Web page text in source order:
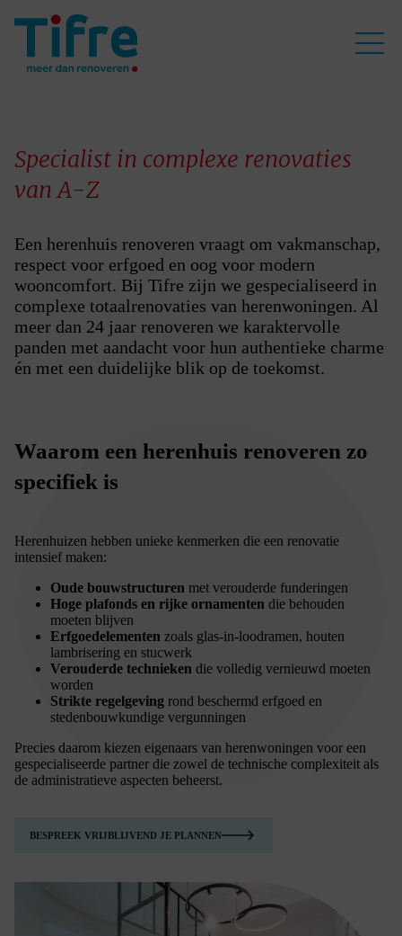
Specialist in complexe renovaties
van A-Z
Een herenhuis renoveren vraagt om vakmanschap,
respect voor erfgoed en oog voor modern
wooncomfort. Bij Tifre zijn we gespecialiseerd in
complexe totaalrenovaties van herenwoningen. Al
meer dan 24 jaar renoveren we karaktervolle
panden met aandacht voor hun authentieke charme
én met een duidelijke blik op de toekomst.
Waarom een herenhuis renoveren zo
specifiek is
Herenhuizen hebben unieke kenmerken die een renovatie
intensief maken:
Oude bouwstructuren met verouderde funderingen
Hoge plafonds en rijke ornamenten die behouden
moeten blijven
Erfgoedelementen zoals glas-in-loodramen, houten
lambrisering en stucwerk
Verouderde technieken die volledig vernieuwd moeten
worden
Strikte regelgeving rond beschermd erfgoed en
stedenbouwkundige vergunningen
Precies daarom kiezen eigenaars van herenwoningen voor een
gespecialiseerde partner die zowel de technische complexiteit als
de administratieve aspecten beheerst.
BESPREEK VRIJBLIJVEND JE PLANNEN